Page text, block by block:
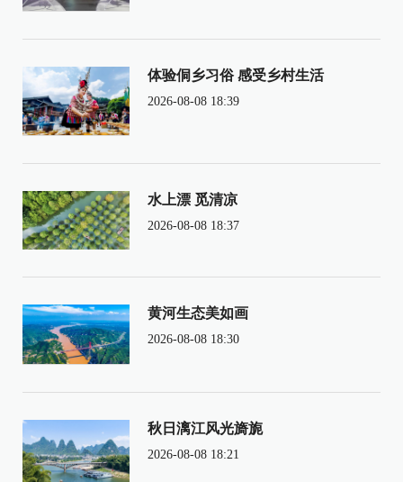
体验侗乡习俗 感受乡村生活
2026-08-08 18:39
水上漂 觅清凉
2026-08-08 18:37
黄河生态美如画
2026-08-08 18:30
秋日漓江风光旖旎
2026-08-08 18:21